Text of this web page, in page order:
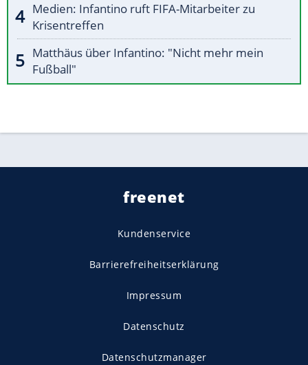
Medien: Infantino ruft FIFA-Mitarbeiter zu
Krisentreffen
Matthäus über Infantino: "Nicht mehr mein
Fußball"
freenet
Kundenservice
Barrierefreiheitserklärung
Impressum
Datenschutz
Datenschutzmanager